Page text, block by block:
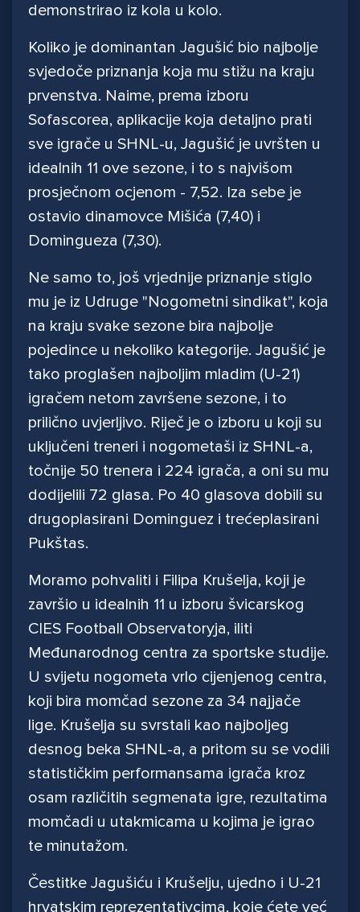
demonstrirao iz kola u kolo.
Koliko je dominantan Jagušić bio najbolje
svjedoče priznanja koja mu stižu na kraju
prvenstva. Naime, prema izboru
Sofascorea, aplikacije koja detaljno prati
sve igrače u SHNL-u, Jagušić je uvršten u
idealnih 11 ove sezone, i to s najvišom
prosječnom ocjenom - 7,52. Iza sebe je
ostavio dinamovce Mišića (7,40) i
Domingueza (7,30).
Ne samo to, još vrjednije priznanje stiglo
mu je iz Udruge "Nogometni sindikat", koja
na kraju svake sezone bira najbolje
pojedince u nekoliko kategorije. Jagušić je
tako proglašen najboljim mladim (U-21)
igračem netom završene sezone, i to
prilično uvjerljivo. Riječ je o izboru u koji su
uključeni treneri i nogometaši iz SHNL-a,
točnije 50 trenera i 224 igrača, a oni su mu
dodijelili 72 glasa. Po 40 glasova dobili su
drugoplasirani Dominguez i trećeplasirani
Pukštas.
Moramo pohvaliti i Filipa Krušelja, koji je
završio u idealnih 11 u izboru švicarskog
CIES Football Observatoryja, iliti
Međunarodnog centra za sportske studije.
U svijetu nogometa vrlo cijenjenog centra,
koji bira momčad sezone za 34 najjače
lige. Krušelja su svrstali kao najboljeg
desnog beka SHNL-a, a pritom su se vodili
statističkim performansama igrača kroz
osam različitih segmenata igre, rezultatima
momčadi u utakmicama u kojima je igrao
te minutažom.
Čestitke Jagušiću i Krušelju, ujedno i U-21
hrvatskim reprezentativcima, koje ćete već